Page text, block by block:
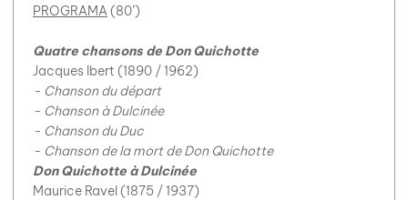
PROGRAMA (80’)
Quatre chansons de Don Quichotte
Jacques Ibert (1890 / 1962)
- Chanson du départ
- Chanson à Dulcinée
- Chanson du Duc
- Chanson de la mort de Don Quichotte
Don Quichotte à Dulcinée
Maurice Ravel (1875 / 1937)